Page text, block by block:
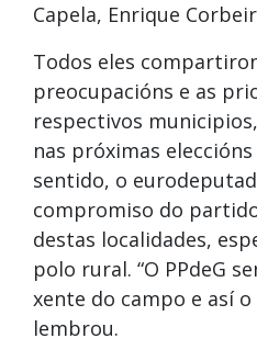
Capela, Enrique
Todos eles
preocupacións e as
respectivos
nas próximas
sentido, o
compromiso do
destas localidades,
polo rural. “O PPdeG
xente do campo e así o
lembrou.